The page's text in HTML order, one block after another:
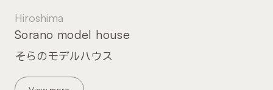
Hiroshima
そらのモデルハウス
Sorano model house